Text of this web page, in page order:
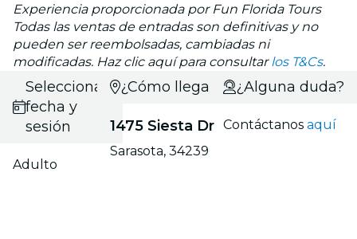
Experiencia proporcionada por Fun Florida Tours
Todas las ventas de entradas son definitivas y no
pueden ser reembolsadas, cambiadas ni
modificadas. Haz clic aquí para consultar los T&Cs.
Selecciona
fecha y
sesión
Adulto
¿Cómo llegar?
1475 Siesta Dr
Sarasota, 34239
¿Alguna duda?
Contáctanosaquí